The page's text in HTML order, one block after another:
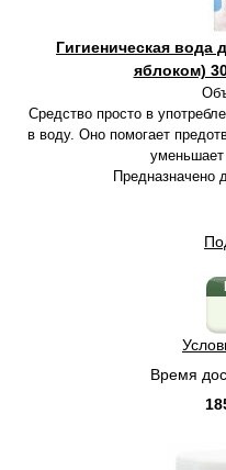
Гигиеническая вода
яблоком)
Средство просто в
в воду. Оно помогает
уменьшает
Предназначено
Время